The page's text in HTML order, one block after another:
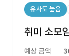
유사도 높음
취미 소모
예상 금액